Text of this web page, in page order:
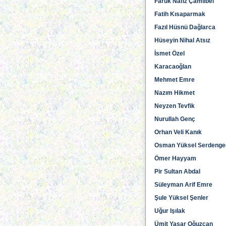
Fatih Kısaparmak
Fazıl Hüsnü Dağlarca
Hüseyin Nihal Atsız
İsmet Özel
Karacaoğlan
Mehmet Emre
Nazım Hikmet
Neyzen Tevfik
Nurullah Genç
Orhan Veli Kanık
Osman Yüksel
Ömer Hayyam
Pir Sultan Abdal
Süleyman Arif Emre
Şule Yüksel Şenler
Uğur Işılak
Ümit Yaşar Oğuzcan